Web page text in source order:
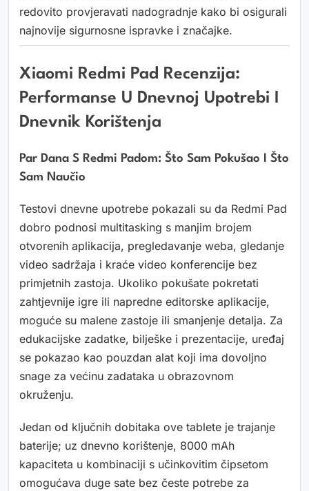
redovito provjeravati nadogradnje kako bi osigurali
najnovije sigurnosne ispravke i značajke.
Xiaomi Redmi Pad Recenzija:
Performanse U Dnevnoj Upotrebi I
Dnevnik Korištenja
Par Dana S Redmi Padom: Što Sam Pokušao I Što
Sam Naučio
Testovi dnevne upotrebe pokazali su da Redmi Pad
dobro podnosi multitasking s manjim brojem
otvorenih aplikacija, pregledavanje weba, gledanje
video sadržaja i kraće video konferencije bez
primjetnih zastoja. Ukoliko pokušate pokretati
zahtjevnije igre ili napredne editorske aplikacije,
moguće su malene zastoje ili smanjenje detalja. Za
edukacijske zadatke, bilješke i prezentacije, uređaj
se pokazao kao pouzdan alat koji ima dovoljno
snage za većinu zadataka u obrazovnom
okruženju.
Jedan od ključnih dobitaka ove tablete je trajanje
baterije; uz dnevno korištenje, 8000 mAh
kapaciteta u kombinaciji s učinkovitim čipsetom
omogućava duge sate bez česte potrebe za